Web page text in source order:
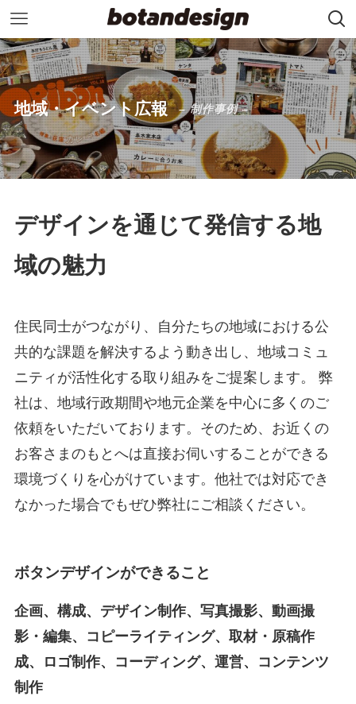
地域・イベント広報 – 制作事例 –
デザインを通じて発信する地
域の魅力
住民同士がつながり、自分たちの地域における公
共的な課題を解決するよう動き出し、地域コミュ
ニティが活性化する取り組みをご提案します。 弊
社は、地域行政期間や地元企業を中心に多くのご
依頼をいただいております。そのため、お近くの
お客さまのもとへは直接お伺いすることができる
環境づくりを心がけています。他社では対応でき
なかった場合でもぜひ弊社にご相談ください。
ボタンデザインができること
企画、構成、デザイン制作、写真撮影、動画撮
影・編集、コピーライティング、取材・原稿作
成、ロゴ制作、コーディング、運営、コンテンツ
制作